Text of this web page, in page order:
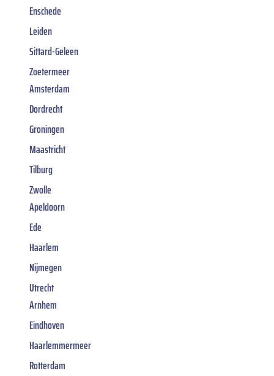
Enschede
Leiden
Sittard-Geleen
Zoetermeer
Amsterdam
Dordrecht
Groningen
Maastricht
Tilburg
Zwolle
Apeldoorn
Ede
Haarlem
Nijmegen
Utrecht
Arnhem
Eindhoven
Haarlemmermeer
Rotterdam